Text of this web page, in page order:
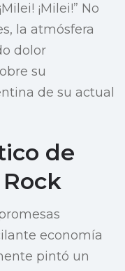
¡Milei!” No
la atmósfera
dolor
su
de su actual
de
economía
pintó un